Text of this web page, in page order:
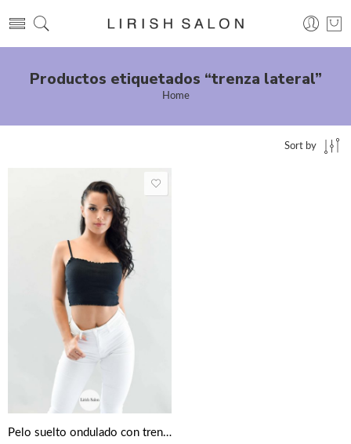
Productos etiquetados “trenza lateral”
Home
Sort by
Pelo suelto ondulado con trenza lateral